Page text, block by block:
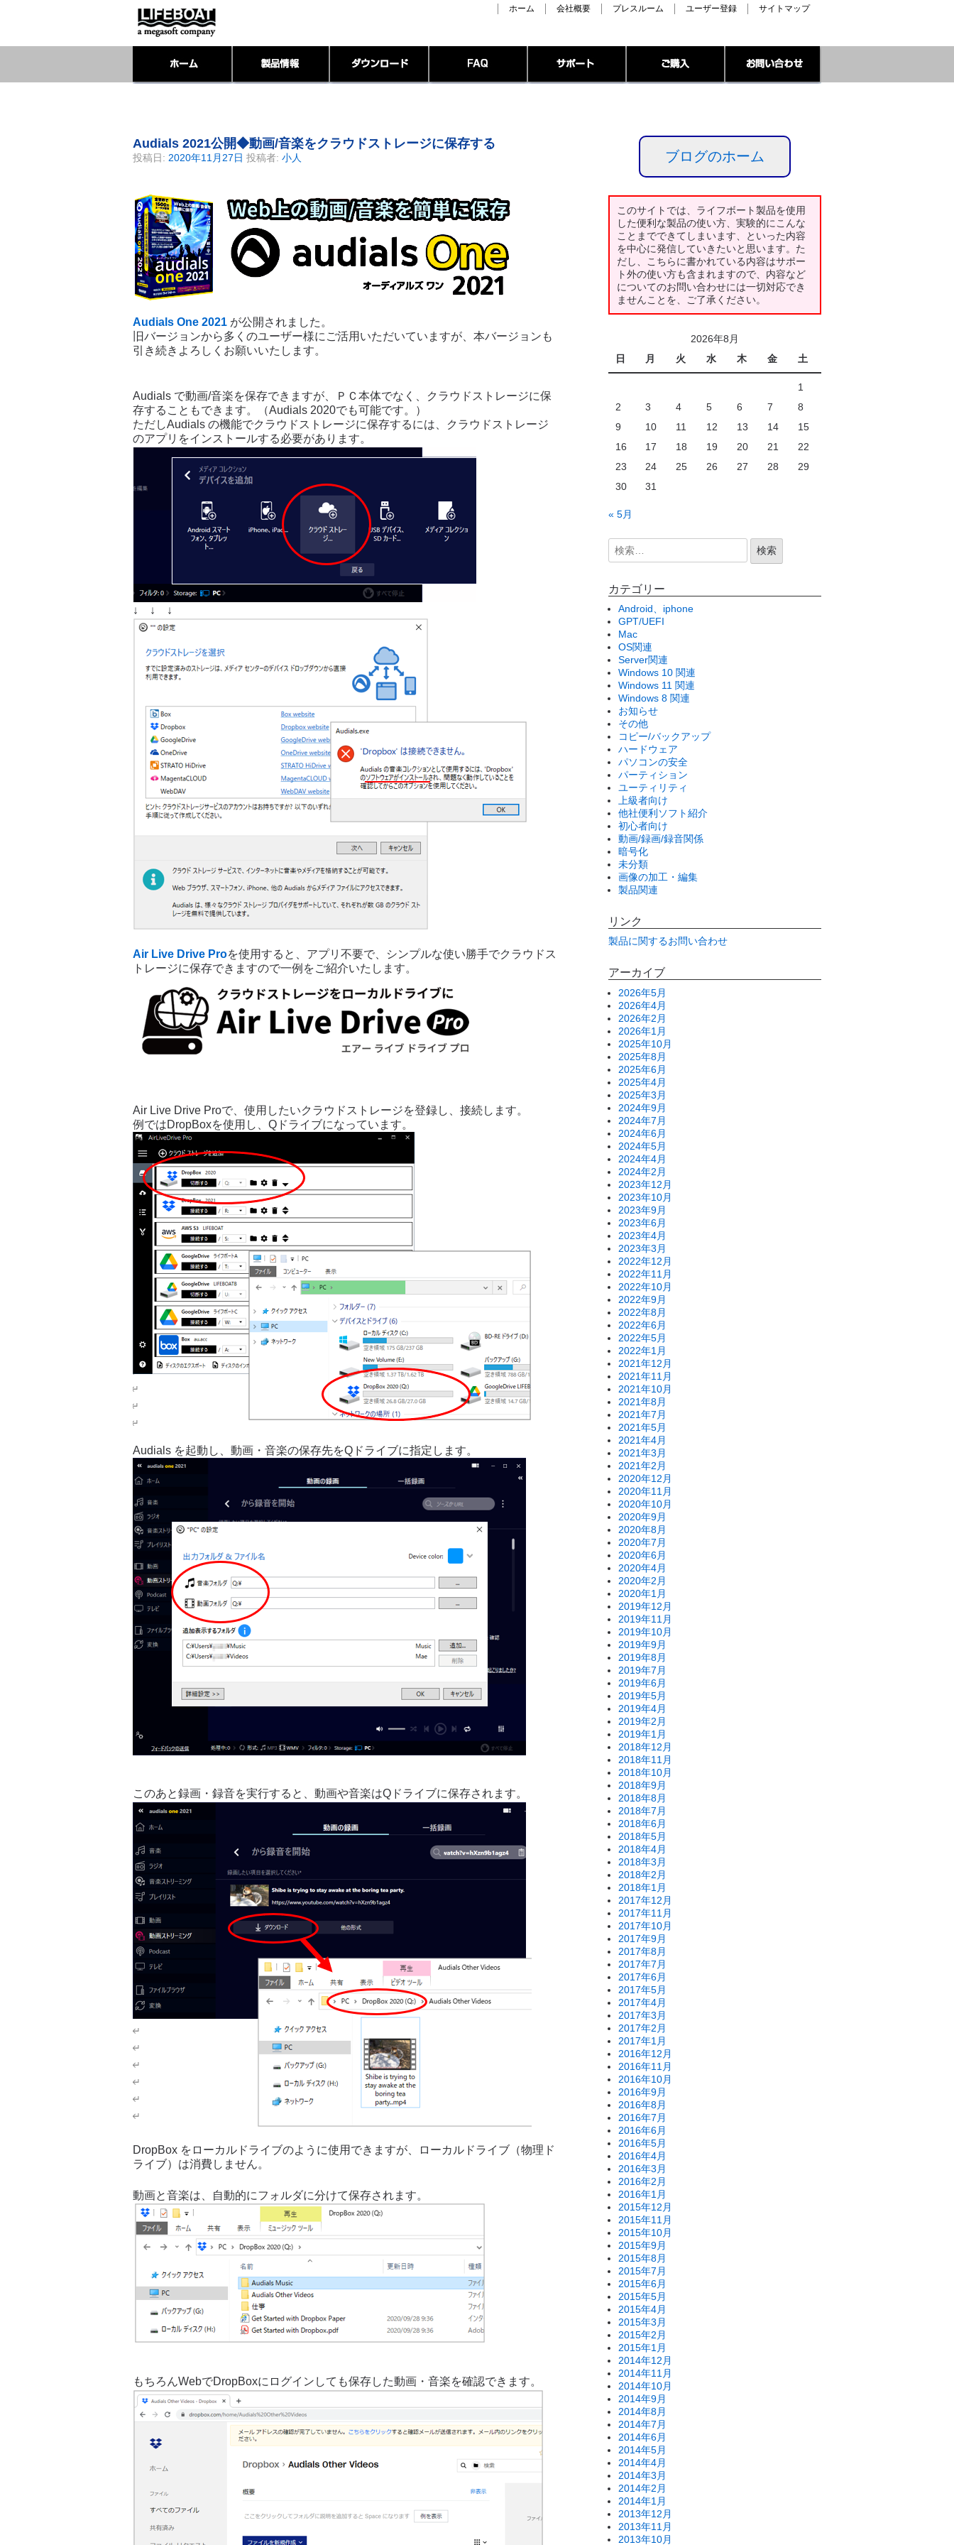
ホーム 会社概要 プレスルーム ユーザー登録 サイトマップ
Audials 2021公開◆動画/音楽をクラウドストレージに保存する
投稿日: 2020年11月27日 投稿者: 小人
Audials One 2021 が公開されました。
旧バージョンから多くのユーザー様にご活用いただいていますが、本バージョンも
引き続きよろしくお願いいたします。
Audials で動画/音楽を保存できますが、ＰＣ本体でなく、クラウドストレージに保
存することもできます。（Audials 2020でも可能です。）
ただしAudials の機能でクラウドストレージに保存するには、クラウドストレージ
のアプリをインストールする必要があります。
↓ ↓ ↓
Air Live Drive Proを使用すると、アプリ不要で、シンプルな使い勝手でクラウドス
トレージに保存できますので一例をご紹介いたします。
Air Live Drive Proで、使用したいクラウドストレージを登録し、接続します。
例ではDropBoxを使用し、Qドライブになっています。
Audials を起動し、動画・音楽の保存先をQドライブに指定します。
このあと録画・録音を実行すると、動画や音楽はQドライブに保存されます。
DropBox をローカルドライブのように使用できますが、ローカルドライブ（物理ド
ライブ）は消費しません。
動画と音楽は、自動的にフォルダに分けて保存されます。
もちろんWebでDropBoxにログインしても保存した動画・音楽を確認できます。
ブログのホーム
このサイトでは、ライフボート製品を使用
した便利な製品の使い方、実験的にこんな
ことまでできてしまいます、といった内容
を中心に発信していきたいと思います。た
だし、こちらに書かれている内容はサポー
ト外の使い方も含まれますので、内容など
についてのお問い合わせには一切対応でき
ませんことを、ご了承ください。
2026年8月
日
月 火 水 木 金 土
1
2
3 4 5 6 7
8
9
10 11 12 13 14
15
16
17 18 19 20 21
22
23
24 25 26 27 28
29
30
31
« 5月
カテゴリー
Android、iphone
GPT/UEFI
Mac
OS関連
Server関連
Windows 10 関連
Windows 11 関連
Windows 8 関連
お知らせ
その他
コピー/バックアップ
ハードウェア
パソコンの安全
パーティション
ユーティリティ
上級者向け
他社便利ソフト紹介
初心者向け
動画/録画/録音関係
暗号化
未分類
画像の加工・編集
製品関連
リンク
製品に関するお問い合わせ
アーカイブ
2026年5月
2026年4月
2026年2月
2026年1月
2025年10月
2025年8月
2025年6月
2025年4月
2025年3月
2024年9月
2024年7月
2024年6月
2024年5月
2024年4月
2024年2月
2023年12月
2023年10月
2023年9月
2023年6月
2023年4月
2023年3月
2022年12月
2022年11月
2022年10月
2022年9月
2022年8月
2022年6月
2022年5月
2022年1月
2021年12月
2021年11月
2021年10月
2021年8月
2021年7月
2021年5月
2021年4月
2021年3月
2021年2月
2020年12月
2020年11月
2020年10月
2020年9月
2020年8月
2020年7月
2020年6月
2020年4月
2020年2月
2020年1月
2019年12月
2019年11月
2019年10月
2019年9月
2019年8月
2019年7月
2019年6月
2019年5月
2019年4月
2019年2月
2019年1月
2018年12月
2018年11月
2018年10月
2018年9月
2018年8月
2018年7月
2018年6月
2018年5月
2018年4月
2018年3月
2018年2月
2018年1月
2017年12月
2017年11月
2017年10月
2017年9月
2017年8月
2017年7月
2017年6月
2017年5月
2017年4月
2017年3月
2017年2月
2017年1月
2016年12月
2016年11月
2016年10月
2016年9月
2016年8月
2016年7月
2016年6月
2016年5月
2016年4月
2016年3月
2016年2月
2016年1月
2015年12月
2015年11月
2015年10月
2015年9月
2015年8月
2015年7月
2015年6月
2015年5月
2015年4月
2015年3月
2015年2月
2015年1月
2014年12月
2014年11月
2014年10月
2014年9月
2014年8月
2014年7月
2014年6月
2014年5月
2014年4月
2014年3月
2014年2月
2014年1月
2013年12月
2013年11月
2013年10月